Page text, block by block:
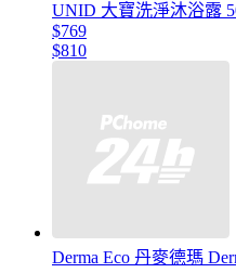
UNID 大寶洗淨沐浴露
$769
$810
Derma Eco 丹麥德瑪